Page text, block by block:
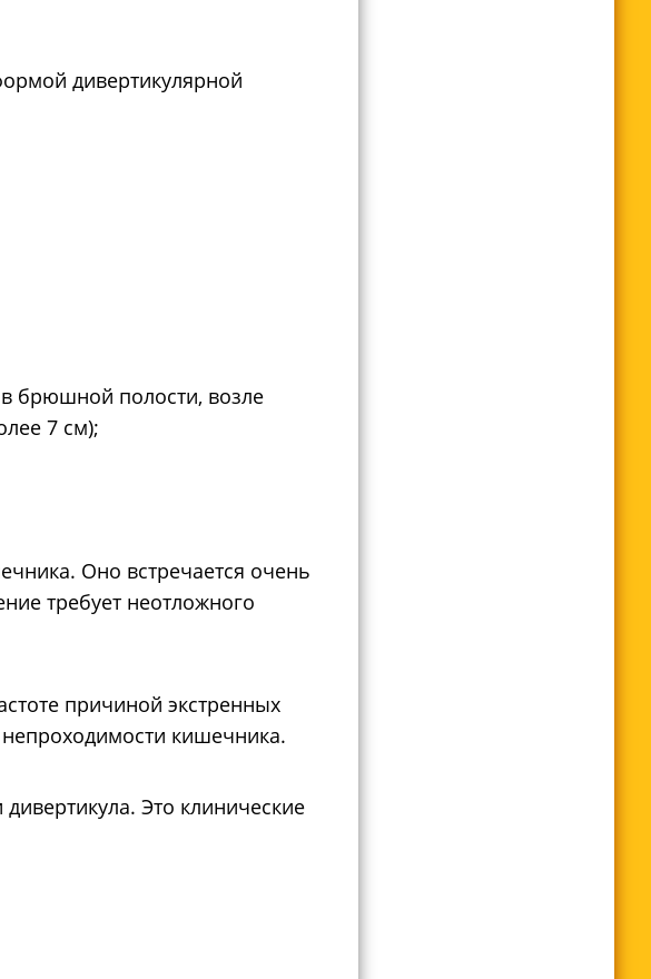
дивертикулярной
брюшной полости, возле
7 см);
Оно встречается очень
требует неотложного
причиной экстренных
непроходимости кишечника.
Это клинические